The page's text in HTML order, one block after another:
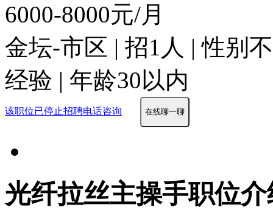
6000-8000元/月
金坛-市区 | 招1人 | 性别
经验 | 年龄30以内
该职位已停止招聘电话咨询 在线聊一聊
光纤拉丝主操手职位介